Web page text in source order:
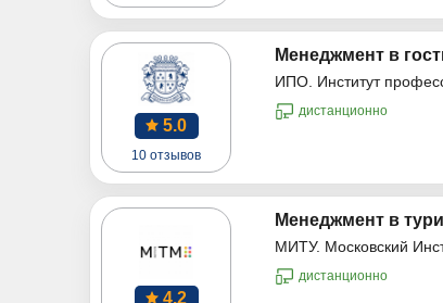
5.0
10 отзывов
Менеджмент в
ИПО. Институт
дистанционно
4.2
Менеджмент в
МИТУ. Московский
дистанционно